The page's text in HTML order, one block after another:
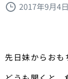
2017年9月4日
先日妹からおも